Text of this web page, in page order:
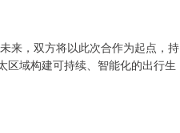
来，双方将以此次合作为起点，持
区域构建可持续、智能化的出行生